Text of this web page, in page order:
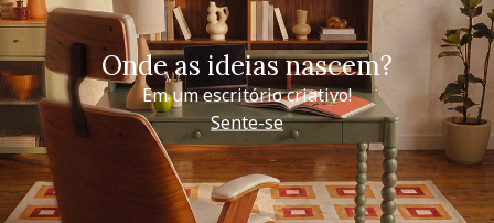
Onde as ideias nascem?
Em um escritório criativo!
Sente-se